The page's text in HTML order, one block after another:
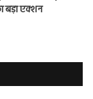
बड़ा एक्शन